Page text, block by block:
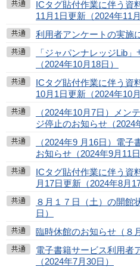
ICタグ貼付作業に伴う資
11月1日更新（2024年11月
利用者アンケートの実施
「ジャパンナレッジLib
（2024年10月18日）
ICタグ貼付作業に伴う資
10月1日更新（2024年10月
（2024年10月7日）メン
ジ停止のお知らせ（2024
（2024年9 月16日）電
お知らせ（2024年9月11日
ICタグ貼付作業に伴う資
月17日更新（2024年8月17
８月１７日（土）の開館
日）
臨時休館のお知らせ（８
電子書籍サービス利用者
（2024年7月30日）